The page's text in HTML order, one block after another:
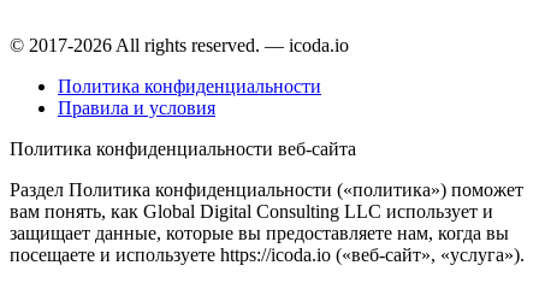
© 2017-2026 All rights reserved. — icoda.io
Политика конфиденциальности
Правила и условия
Политика конфиденциальности веб-сайта
Раздел Политика конфиденциальности («политика») поможет
вам понять, как Global Digital Consulting LLC использует и
защищает данные, которые вы предоставляете нам, когда вы
посещаете и используете https://icoda.io («веб-сайт», «услуга»).